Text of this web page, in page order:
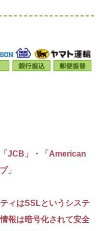
JCB」・「American
」
ィはSSLというシステ
報は暗号化されて安全